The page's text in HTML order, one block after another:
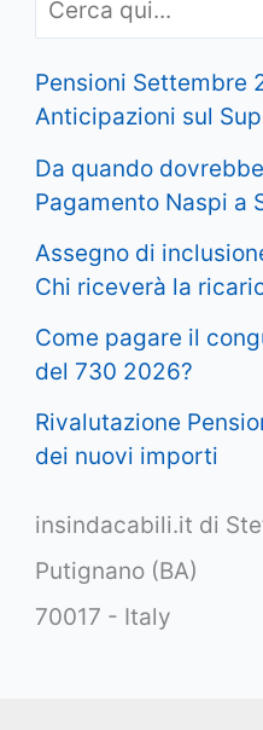
Pensioni Settembre
Anticipazioni sul
Da quando
Pagamento Naspi a
Assegno di
Chi riceverà la
Come pagare il
del 730 2026?
Rivalutazione
dei nuovi importi
insindacabili.it di
Putignano (BA)
70017 - Italy